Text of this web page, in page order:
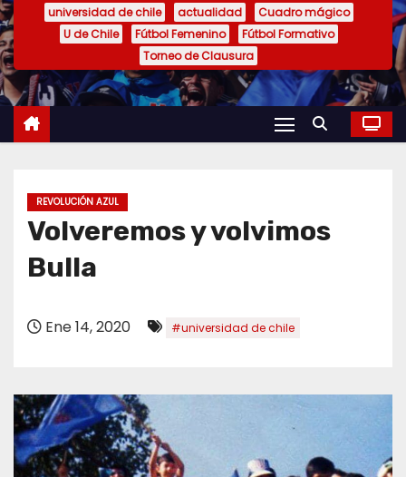
n
t
e
n
d
universidad de chile actualidad
Cuadro mágico
U de Chile
Fútbol Femenino
Fútbol Formativo
Torneo de Clausura
REVOLUCIÓN AZUL
Volveremos y volvimos
Bulla
Ene 14, 2020 #universidad de chile